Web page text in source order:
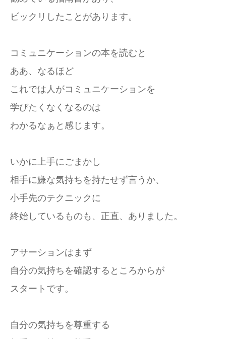
ビックリしたことがあります。
コミュニケーションの本を読むと
ああ、なるほど
これでは人がコミュニケーションを
学びたくなくなるのは
わかるなぁと感じます。
いかに上手にごまかし
相手に嫌な気持ちを持たせず言うか、
小手先のテクニックに
終始しているものも、正直、ありました。
アサーションはまず
自分の気持ちを確認するところからが
スタートです。
自分の気持ちを尊重する